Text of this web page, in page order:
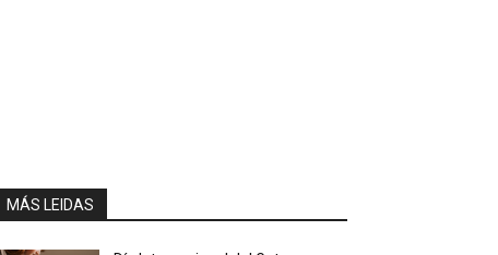
MÁS LEIDAS